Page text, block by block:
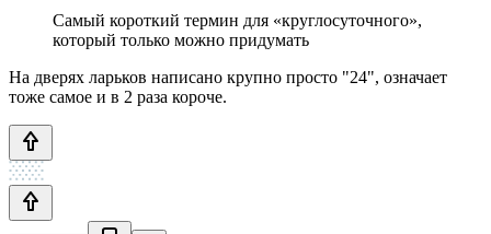
Самый короткий термин для «круглосуточного»,
который только можно придумать
На дверях ларьков написано крупно просто "24", означает
тоже самое и в 2 раза короче.